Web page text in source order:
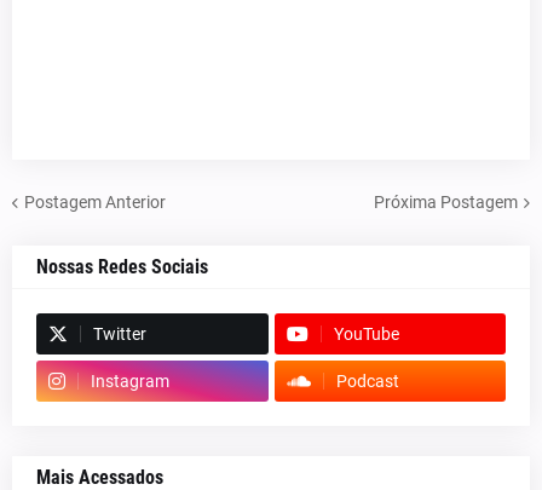
Postagem Anterior Próxima Postagem
Nossas Redes Sociais
Twitter YouTube
Instagram Podcast
Mais Acessados